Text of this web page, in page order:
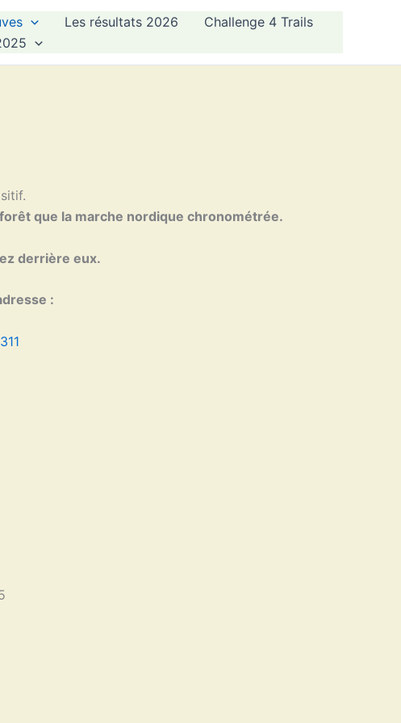
Les résultats 2026
Challenge 4 Trails
que la marche nordique chronométrée.
derrière eux.
: